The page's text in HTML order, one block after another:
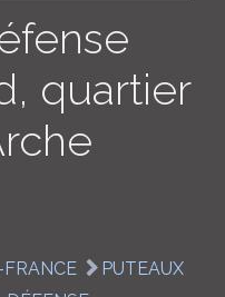
quartier
PUTEAUX